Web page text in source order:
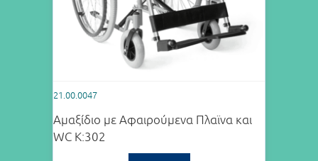
21.00.0047
Αμαξίδιο με Αφαιρούμενα Πλαϊνα και
WC K:302